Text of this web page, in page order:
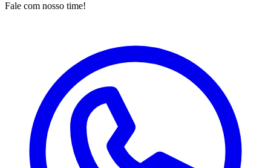
Fale com nosso time!